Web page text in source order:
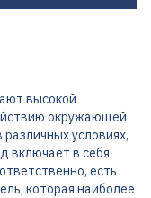
высокой
окружающей
условиях,
включает в себя
есть
которая наиболее